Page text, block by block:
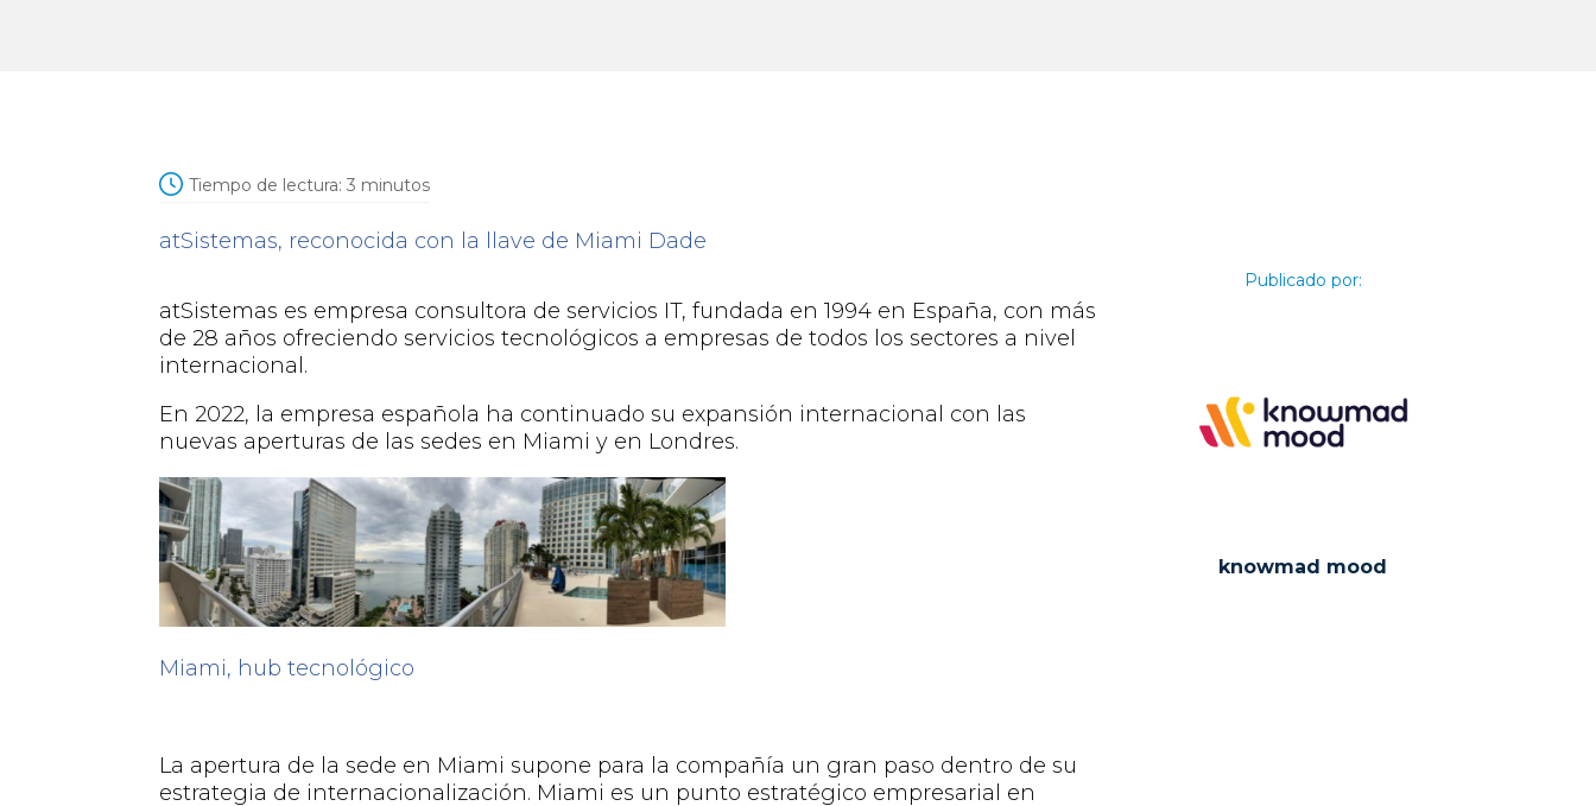
Tiempo de lectura: 3 minutos
atSistemas, reconocida con la llave de Miami Dade
atSistemas es empresa consultora de servicios IT, fundada en 1994 en España, con más
de 28 años ofreciendo servicios tecnológicos a empresas de todos los sectores a nivel
internacional.
En 2022, la empresa española ha continuado su expansión internacional con las
nuevas aperturas de las sedes en Miami y en Londres.
Miami, hub tecnológico
La apertura de la sede en Miami supone para la compañía un gran paso dentro de su
estrategia de internacionalización. Miami es un punto estratégico empresaria en
Publicado por:
knowmad mood